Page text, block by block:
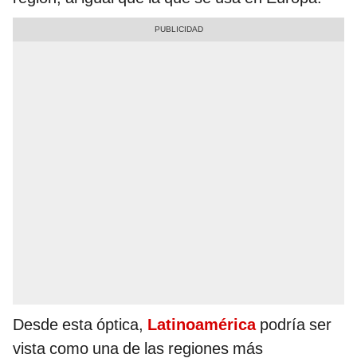
Desde esta óptica, Latinoamérica podría ser
vista como una de las regiones más